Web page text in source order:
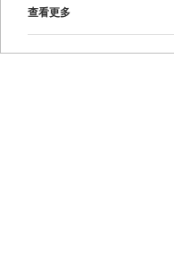
查看更多